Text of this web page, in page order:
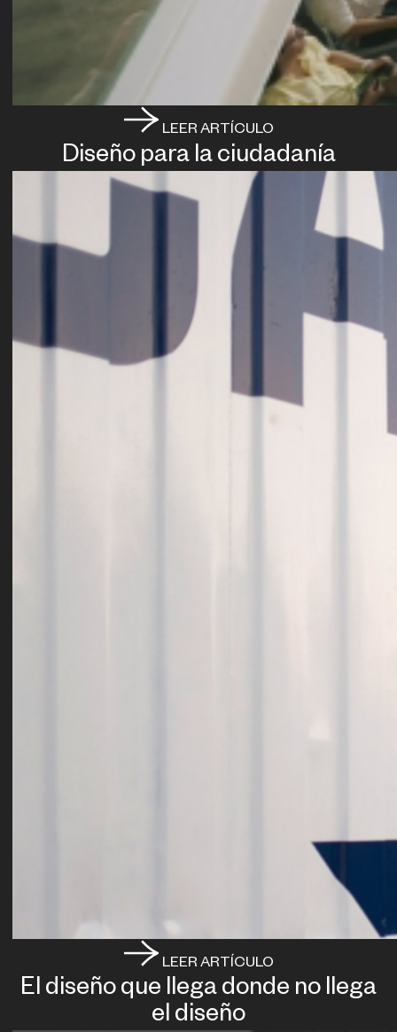
LEER ARTÍCULO
Diseño para la ciudadanía
LEER ARTÍCULO
El diseño que llega donde no llega
el diseño